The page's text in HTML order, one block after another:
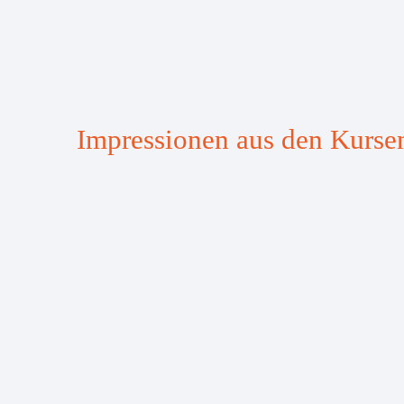
Impressionen aus den